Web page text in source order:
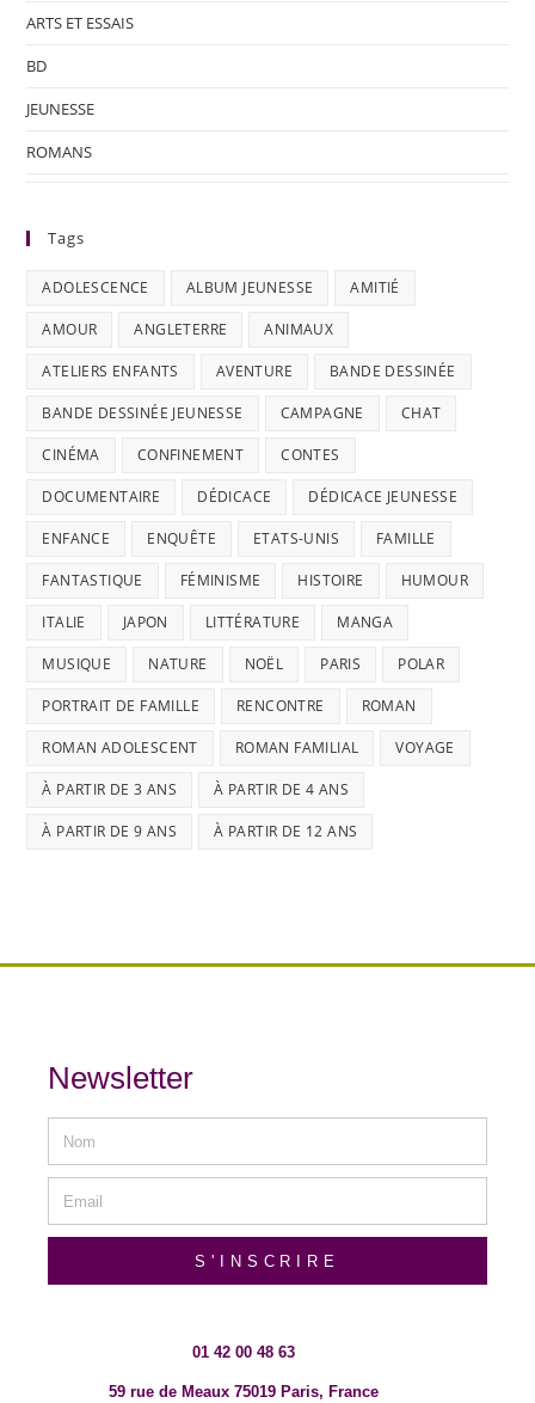
ARTS ET ESSAIS
BD
JEUNESSE
ROMANS
Tags
ADOLESCENCE ALBUM JEUNESSE AMITIÉ
AMOUR ANGLETERRE ANIMAUX
ATELIERS ENFANTS AVENTURE BANDE DESSINÉE
BANDE DESSINÉE JEUNESSE CAMPAGNE CHAT
CINÉMA CONFINEMENT CONTES
DOCUMENTAIRE DÉDICACE DÉDICACE JEUNESSE
ENFANCE ENQUÊTE ETATS-UNIS FAMILLE
FANTASTIQUE FÉMINISME HISTOIRE HUMOUR
ITALIE JAPON LITTÉRATURE MANGA
MUSIQUE NATURE NOËL PARIS POLAR
PORTRAIT DE FAMILLE RENCONTRE ROMAN
ROMAN ADOLESCENT ROMAN FAMILIAL VOYAGE
À PARTIR DE 3 ANS À PARTIR DE 4 ANS
À PARTIR DE 9 ANS À PARTIR DE 12 ANS
Newsletter
S'INSCRIRE
01 42 00 48 63
59 rue de Meaux 75019 Paris, France